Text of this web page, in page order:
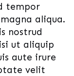
tempor
aliqua.
nostrud
ut aliquip
aute irure
velit